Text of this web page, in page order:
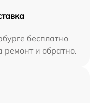
бесплатно
ремонт и обратно.